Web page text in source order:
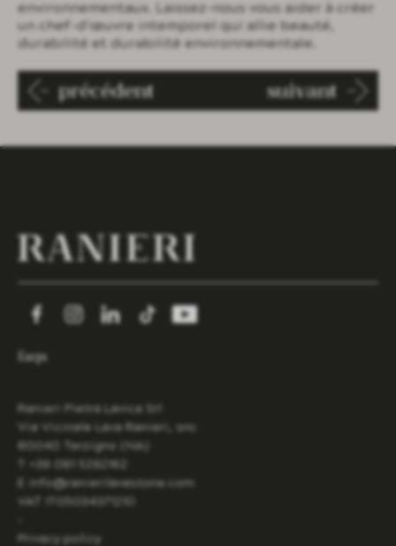
environnementaux. Laissez-nous vous aider à créer
un chef-d'œuvre intemporel qui allie beauté,
durabilité et durabilité environnementale.
précédent suivant
faqs
Ranieri Pietra Lavica Srl
Via Vicinale Lava Ranieri, snc
80040 Terzigno (NA)
E info@ranierilavastone.com
VAT IT05034371210
Privacy policy